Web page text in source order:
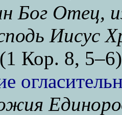
Бог Отец,
Иисус
Кор. 8,